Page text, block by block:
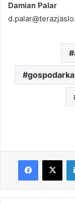
Damian Palar
Facebook
X